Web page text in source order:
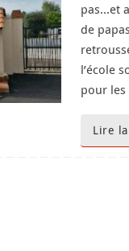
pas…et
de
l’école
pour
Lire